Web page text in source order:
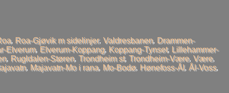
, Roa-Gjøvik m sidelinjer, Valdresbanen, Drammen-
Elverum, Elverum-Koppang, Koppang-Tynset, Lillehammer-
, Rugldalen-Støren, Trondheim st, Trondheim-Være, Være,
, Majavatn-Mo i rana, Mo-Bodø, Hønefoss-Ål, Ål-Voss,